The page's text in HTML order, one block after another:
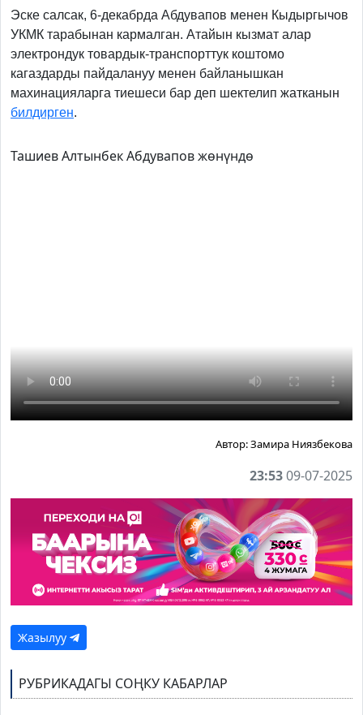
Эске салсак, 6-декабрда Абдувапов менен Кыдыргычов
УКМК тарабынан кармалган. Атайын кызмат алар
электрондук товардык-транспорттук коштомо
кагаздарды пайдалануу менен байланышкан
махинацияларга тиешеси бар деп шектелип жатканын
билдирген.
Ташиев Алтынбек Абдувапов жөнүндө
Автор:Замира Ниязбекова
23:5309-07-2025
Жазылуу
РУБРИКАДАГЫ СОҢКУ КАБАРЛАР